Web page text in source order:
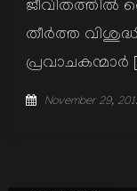
ജീവിതത്തില്‍
തീര്‍ത്ത
പ്രവാചകന്മാര്‍
Posted
November 29,